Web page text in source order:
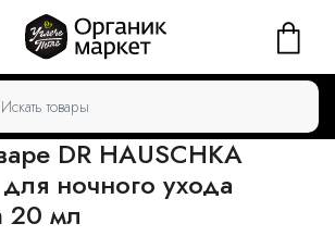
DR HAUSCHKA
ночного ухода
20 мл